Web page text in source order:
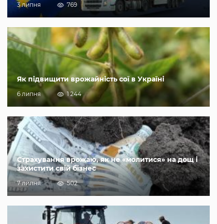
3 липня 769
Як підвищити врожайність сої в Україні
6 липня 1 244
Страхування врожаю, як не «молитися» на дощ і
захистити свій бізнес
7 липня 502